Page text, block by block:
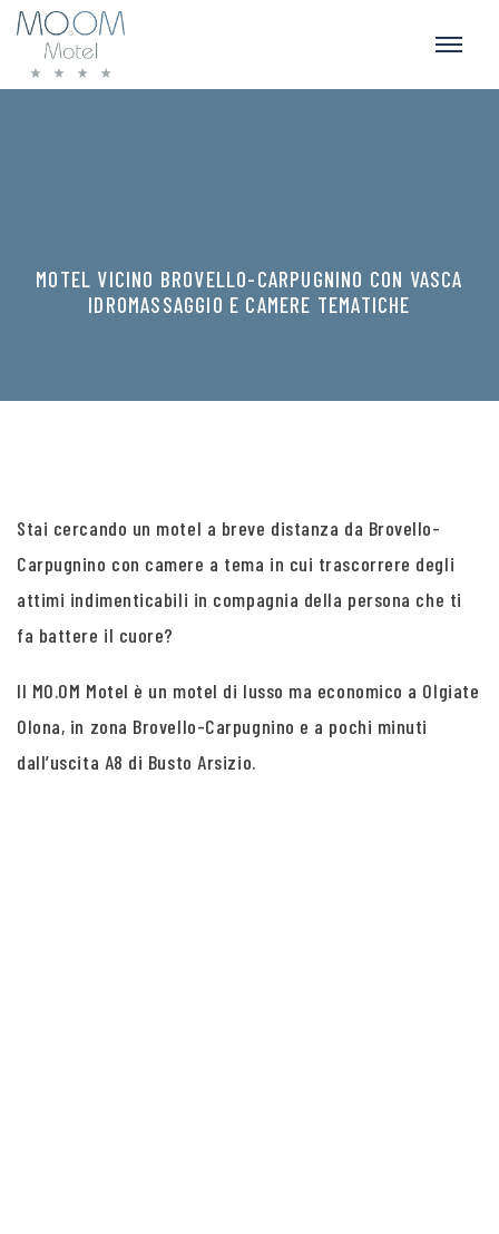
MOTEL VICINO BROVELLO-CARPUGNINO CON VASCA
IDROMASSAGGIO E CAMERE TEMATICHE
Stai cercando un motel a breve distanza da Brovello-
Carpugnino con camere a tema in cui trascorrere degli
attimi indimenticabili in compagnia della persona che ti
fa battere il cuore?
Il MO.OM Motel è un motel di lusso ma economico a Olgiate
Olona, in zona Brovello-Carpugnino e a pochi minuti
dall’uscita A8 di Busto Arsizio.